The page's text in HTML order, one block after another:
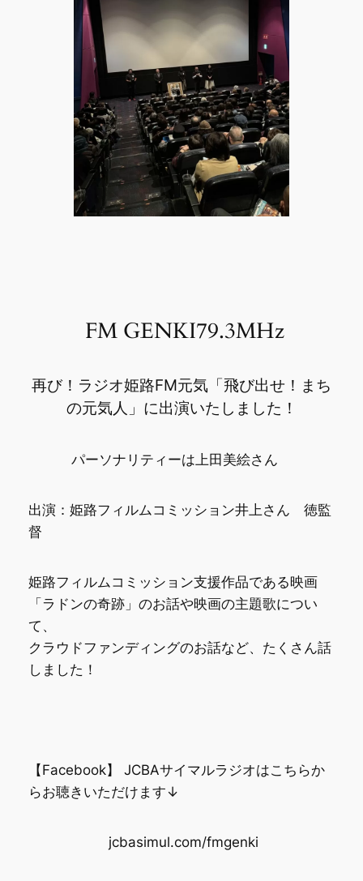
FM GENKI79.3MHz
再び！ラジオ姫路FM元気「飛び出せ！まち
の元気人」に出演いたしました！
パーソナリティーは上田美絵さん
出演：姫路フィルムコミッション井上さん 徳監
督
​姫路フィルムコミッション支援作品である映画
「ラドンの奇跡」のお話や映画の主題歌につい
て、
クラウドファンディングのお話など、たくさん話
しました！
​【Facebook】 JCBAサイマルラジオはこちらか
らお聴きいただけます↓
jcbasimul.com/fmgenki